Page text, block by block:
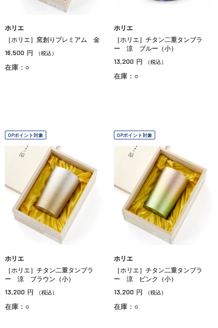
ホリエ
［ホリエ］窯創りプレミアム 金
16,500 円 （税込）
在庫：○
ホリエ
［ホリエ］チタン二重タンブラ
ー 涼 ブルー（小）
13,200 円 （税込）
在庫：○
OPポイント対象
ホリエ
［ホリエ］チタン二重タンブラ
ー 涼 ブラウン（小）
13,200 円 （税込）
在庫：○
OPポイント対象
ホリエ
［ホリエ］チタン二重タンブラ
ー 涼 ピンク（小）
13,200 円 （税込）
在庫：○